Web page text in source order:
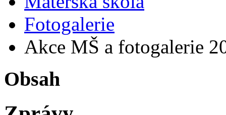
Fotogalerie
Akce MŠ a fotogalerie
Obsah